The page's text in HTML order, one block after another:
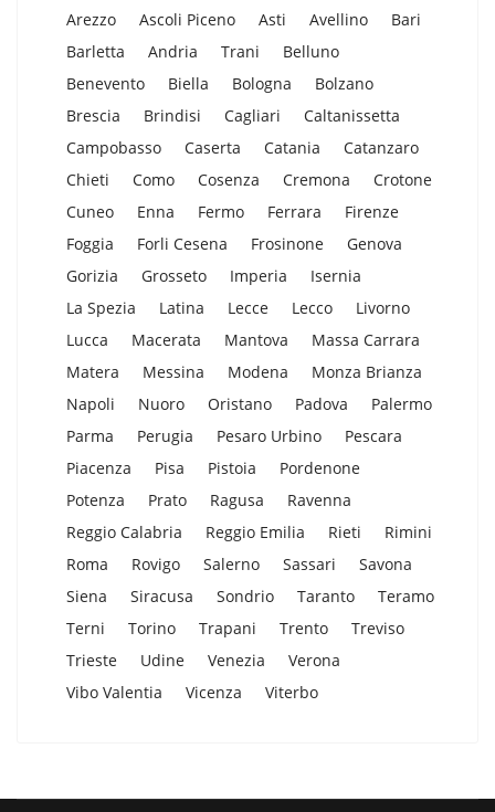
Arezzo
Ascoli Piceno Asti Avellino
Bari
Barletta
Andria Trani
Belluno
Benevento
Biella Bologna
Bolzano
Brescia
Brindisi Cagliari
Caltanissetta
Campobasso
Caserta Catania
Catanzaro
Chieti
Como Cosenza Cremona
Crotone
Cuneo
Enna Fermo Ferrara
Firenze
Foggia
Forli Cesena Frosinone
Genova
Gorizia
Grosseto Imperia
Isernia
La Spezia
Latina Lecce Lecco
Livorno
Lucca
Macerata Mantova
Massa Carrara
Matera
Messina Modena
Monza Brianza
Napoli
Nuoro Oristano Padova
Palermo
Parma
Perugia Pesaro Urbino
Pescara
Piacenza
Pisa Pistoia
Pordenone
Potenza
Prato Ragusa
Ravenna
Reggio Calabria
Reggio Emilia Rieti
Rimini
Roma
Rovigo Salerno Sassari
Savona
Siena
Siracusa Sondrio Taranto
Teramo
Terni
Torino Trapani Trento
Treviso
Trieste
Udine Venezia
Verona
Vibo Valentia
Vicenza Viterbo